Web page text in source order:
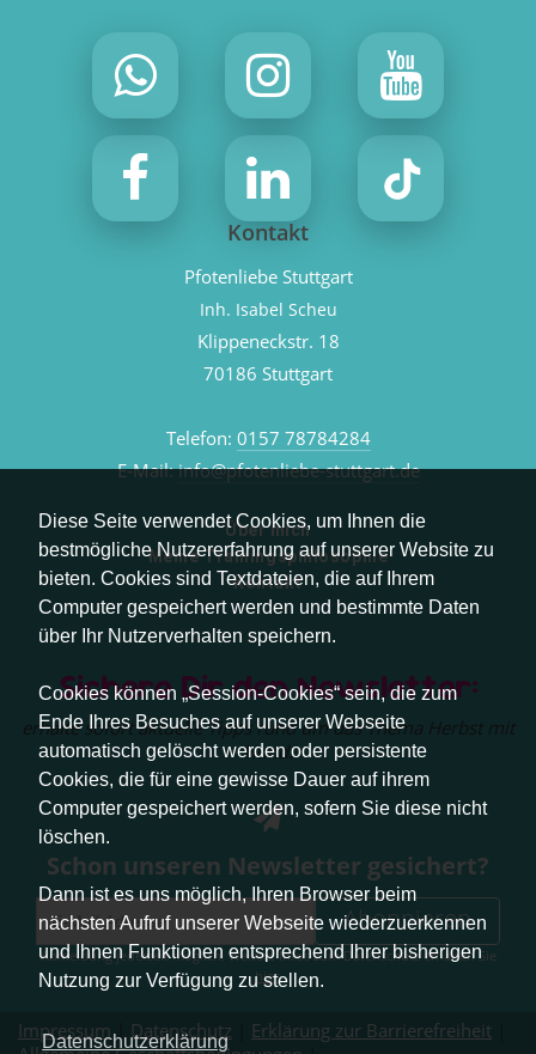
Diese Seite verwendet Cookies, um Ihnen die
bestmögliche Nutzererfahrung auf unserer Website zu
bieten. Cookies sind Textdateien, die auf Ihrem
Computer gespeichert werden und bestimmte Daten
über Ihr Nutzerverhalten speichern.
Cookies können „Session-Cookies“ sein, die zum
Ende Ihres Besuches auf unserer Webseite
automatisch gelöscht werden oder persistente
Cookies, die für eine gewisse Dauer auf ihrem
Computer gespeichert werden, sofern Sie diese nicht
löschen.
Dann ist es uns möglich, Ihren Browser beim
nächsten Aufruf unserer Webseite wiederzuerkennen
und Ihnen Funktionen entsprechend Ihrer bisherigen
Nutzung zur Verfügung zu stellen.
Datenschutzerklärung
Kontakt
Pfotenliebe Stuttgart
Inh. Isabel Scheu
Klippeneckstr. 18
70186 Stuttgart
Telefon: 0157 78784284
E-Mail:info@pfotenliebe-stuttgart.de
Über mich
Meine Trainingsphilosophie
Kontakt
Sichere Dir den Newsletter:
erhalte sofort aktuelle Tipps rund um das Thema Herbst mit
Hund.
Schon unseren Newsletter gesichert?
Abonnieren
Abmeldung jederzeit möglich. Weitere Infos zum Datenschutz erhalten Sie
hier.
Impressum| Datenschutz Erklärung zur Barrierefreiheit